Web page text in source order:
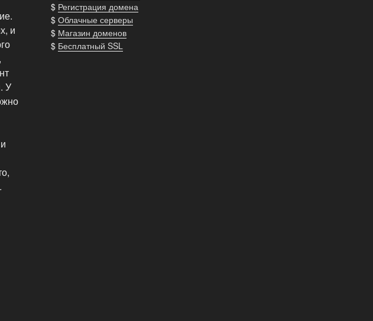
и
У
$ Регистрация домена
$ Облачные серверы
$ Магазин доменов
$ Бесплатный SSL